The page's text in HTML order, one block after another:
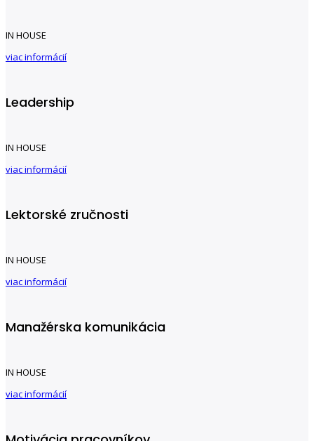
IN HOUSE
viac informácií
Leadership
IN HOUSE
viac informácií
Lektorské zručnosti
IN HOUSE
viac informácií
Manažérska komunikácia
IN HOUSE
viac informácií